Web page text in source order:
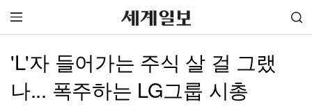
'L'자 들어가는 주식 살 걸 그랬
나... 폭주하는 LG그룹 시총